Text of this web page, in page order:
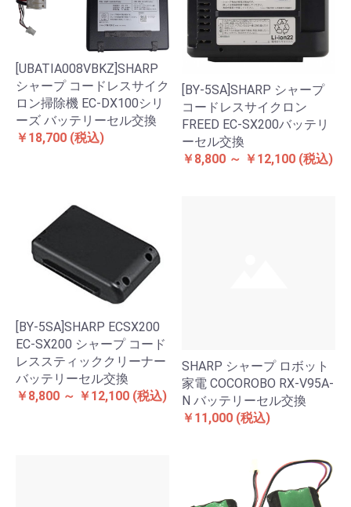
[UBATIA008VBKZ]SHARP
シャープ コードレスサイク
ロン掃除機 EC-DX100シリ
ーズ バッテリーセル交換
￥18,700 (税込)
[BY-5SA]SHARP シャープ
コードレスサイクロン
FREED EC-SX200バッテリ
ーセル交換
￥8,800 ～ ￥12,100 (税込)
[BY-5SA]SHARP ECSX200
EC-SX200 シャープ コード
レススティッククリーナー
バッテリーセル交換
￥8,800 ～ ￥12,100 (税込)
SHARP シャープ ロボット
家電 COCOROBO RX-V95A-
N バッテリーセル交換
￥11,000 (税込)